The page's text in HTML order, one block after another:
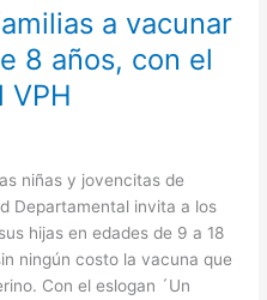
a vacunar
8 años, con el
VPH
niñas y jovencitas de
Departamental invita a los
hijas en edades de 9 a 18
ningún costo la vacuna que
Con el eslogan ´Un